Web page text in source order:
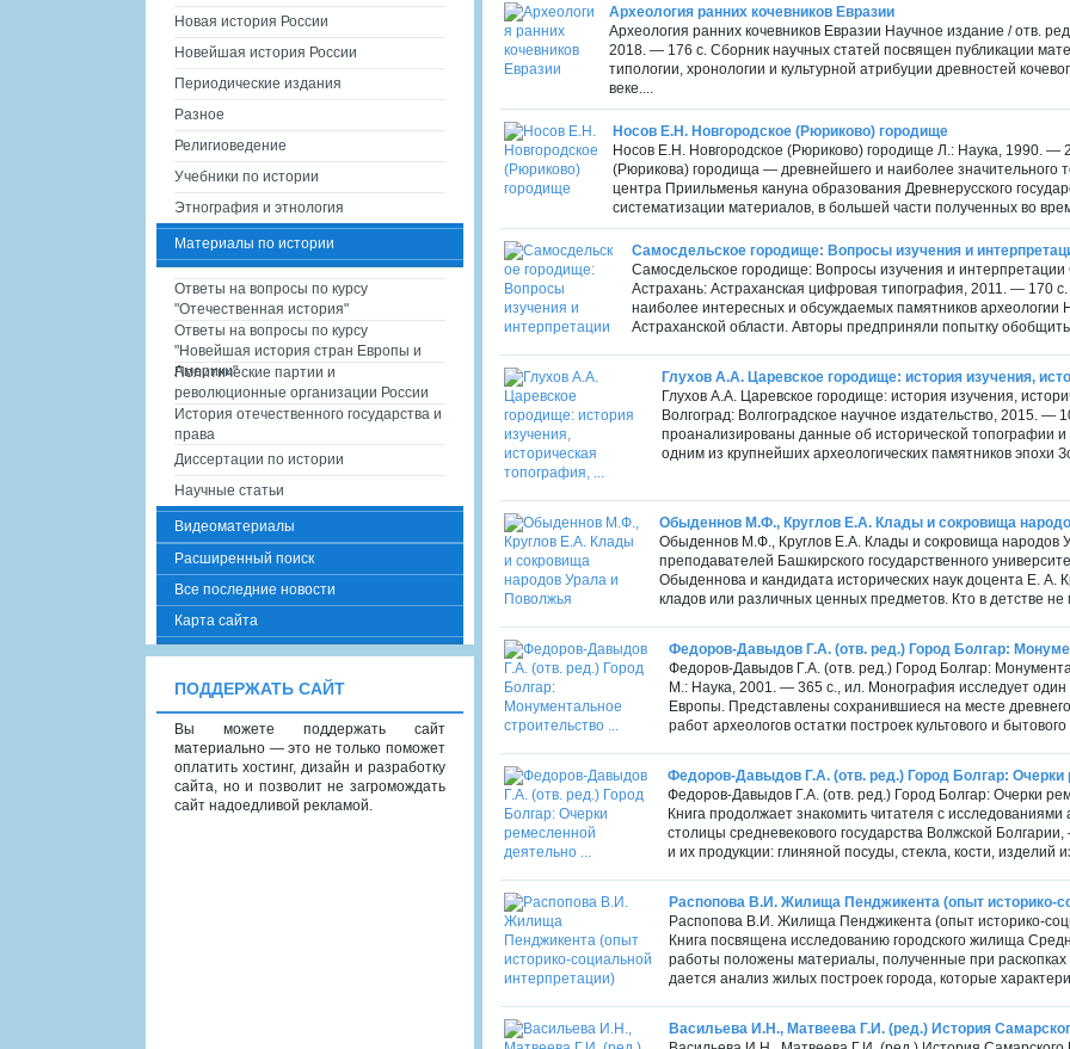
Археология ранних кочевников Евразии
Археология ранних кочевников Евразии Научное издание / отв.
2018. — 176 с. Сборник научных статей посвящен публикации
типологии, хронологии и культурной атрибуции древностей
веке....
Носов Е.Н. Новгородское (Рюриково) городище
Носов Е.Н. Новгородское (Рюриково) городище Л.: Наука, 1990. —
(Рюрикова) городища — древнейшего и наиболее значительного
центра Приильменья кануна образования Древнерусского
систематизации материалов, в большей части полученных во
Самосдельское городище: Вопросы изучения и
Самосдельское городище: Вопросы изучения и
Астрахань: Астраханская цифровая типография, 2011. — 170
наиболее интересных и обсуждаемых памятников
Астраханской области. Авторы предприняли попытку
Глухов А.А. Царевское городище: история изучения,
Глухов А.А. Царевское городище: история изучения,
Волгоград: Волгоградское научное издательство, 2015.
проанализированы данные об исторической топографии
одним из крупнейших археологических памятников
Обыденнов М.Ф., Круглов Е.А. Клады и сокровища
Обыденнов М.Ф., Круглов Е.А. Клады и сокровища народов
преподавателей Башкирского государственного
Обыденнова и кандидата исторических наук доцента Е. А.
кладов или различных ценных предметов. Кто в детстве
Федоров-Давыдов Г.А. (отв. ред.) Город Болгар:
Федоров-Давыдов Г.А. (отв. ред.) Город Болгар:
М.: Наука, 2001. — 365 с., ил. Монография исследует
Европы. Представлены сохранившиеся на месте
работ археологов остатки построек культового и
Федоров-Давыдов Г.А. (отв. ред.) Город Болгар: Очерки
Федоров-Давыдов Г.А. (отв. ред.) Город Болгар: Очерки
Книга продолжает знакомить читателя с
столицы средневекового государства Волжской
и их продукции: глиняной посуды, стекла, кости, изделий
Распопова В.И. Жилища Пенджикента (опыт историко-
Распопова В.И. Жилища Пенджикента (опыт историко-
Книга посвящена исследованию городского жилища
работы положены материалы, полученные при раскопках
дается анализ жилых построек города, которые
Васильева И.Н., Матвеева Г.И. (ред.) История
Новая история России
Новейшая история России
Периодические издания
Разное
Религиоведение
Учебники по истории
Этнография и этнология
Материалы по истории
Ответы на вопросы по курсу
"Отечественная история"
Ответы на вопросы по курсу
"Новейшая история стран Европы и
Америки"
Политические партии и
революционные организации России
История отечественного государства и
права
Диссертации по истории
Научные статьи
Видеоматериалы
Расширенный поиск
Все последние новости
Карта сайта
ПОДДЕРЖАТЬ САЙТ
Вы можете поддержать сайт
материально — это не только поможет
оплатить хостинг, дизайн и разработку
сайта, но и позволит не загромождать
сайт надоедливой рекламой.